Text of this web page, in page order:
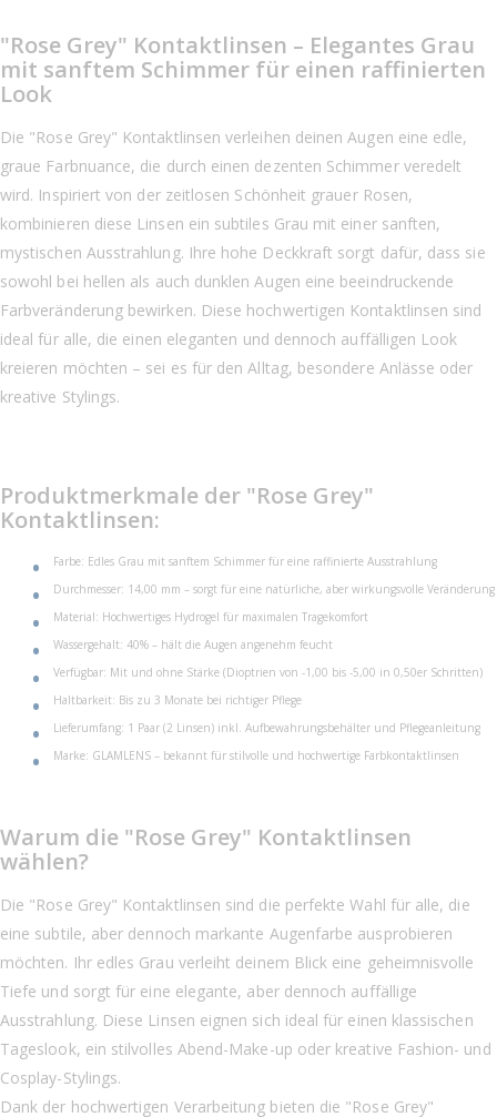
"Rose Grey" Kontaktlinsen – Elegantes Grau
mit sanftem Schimmer für einen raffinierten
Look
Die "Rose Grey" Kontaktlinsen verleihen deinen Augen eine edle,
graue Farbnuance, die durch einen dezenten Schimmer veredelt
wird. Inspiriert von der zeitlosen Schönheit grauer Rosen,
kombinieren diese Linsen ein subtiles Grau mit einer sanften,
mystischen Ausstrahlung. Ihre hohe Deckkraft sorgt dafür, dass sie
sowohl bei hellen als auch dunklen Augen eine beeindruckende
Farbveränderung bewirken. Diese hochwertigen Kontaktlinsen sind
ideal für alle, die einen eleganten und dennoch auffälligen Look
kreieren möchten – sei es für den Alltag, besondere Anlässe oder
kreative Stylings.
Produktmerkmale der "Rose Grey"
Kontaktlinsen:
Farbe: Edles Grau mit sanftem Schimmer für eine raffinierte Ausstrahlung
Durchmesser: 14,00 mm – sorgt für eine natürliche, aber wirkungsvolle Veränderung
Material: Hochwertiges Hydrogel für maximalen Tragekomfort
Wassergehalt: 40% – hält die Augen angenehm feucht
Verfügbar: Mit und ohne Stärke (Dioptrien von -1,00 bis -5,00 in 0,50er Schritten)
Haltbarkeit: Bis zu 3 Monate bei richtiger Pflege
Lieferumfang: 1 Paar (2 Linsen) inkl. Aufbewahrungsbehälter und Pflegeanleitung
Marke: GLAMLENS – bekannt für stilvolle und hochwertige Farbkontaktlinsen
Warum die "Rose Grey" Kontaktlinsen
wählen?
Die "Rose Grey" Kontaktlinsen sind die perfekte Wahl für alle, die
eine subtile, aber dennoch markante Augenfarbe ausprobieren
möchten. Ihr edles Grau verleiht deinem Blick eine geheimnisvolle
Tiefe und sorgt für eine elegante, aber dennoch auffällige
Ausstrahlung. Diese Linsen eignen sich ideal für einen klassischen
Tageslook, ein stilvolles Abend-Make-up oder kreative Fashion- und
Cosplay-Stylings.
Dank der hochwertigen Verarbeitung bieten die "Rose Grey"